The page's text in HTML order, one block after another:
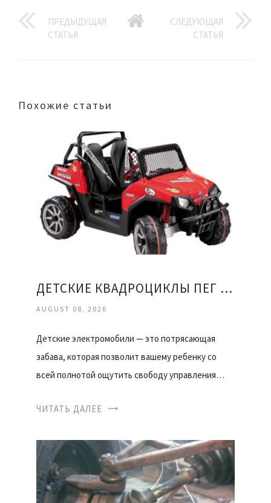
ПРЕДЫДУЩАЯ
СТАТЬЯ
СЛЕДУЮЩАЯ
СТАТЬЯ
Похожие статьи
ДЕТСКИЕ КВАДРОЦИКЛЫ ПЕГ ПЕРЕГО
AUGUST 08, 2026
Детские электромобили — это потрясающая
забава, которая позволит вашему ребенку со
всей полнотой ощутить свободу управления…
ЧИТАТЬ ДАЛЕЕ